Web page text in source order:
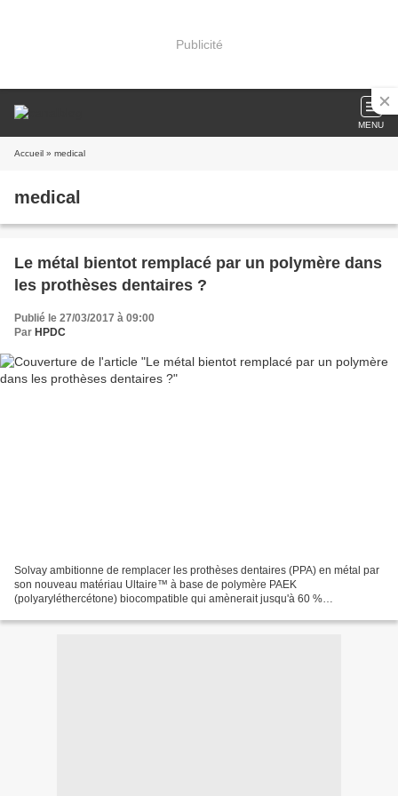
Publicité
MENU
Accueil » medical
medical
Le métal bientot remplacé par un polymère dans
les prothèses dentaires ?
Publié le 27/03/2017 à 09:00
Par HPDC
Solvay ambitionne de remplacer les prothèses dentaires (PPA) en métal par
son nouveau matériau Ultaire™ à base de polymère PAEK
(polyaryléthercétone) biocompatible qui amènerait jusqu'à 60 %